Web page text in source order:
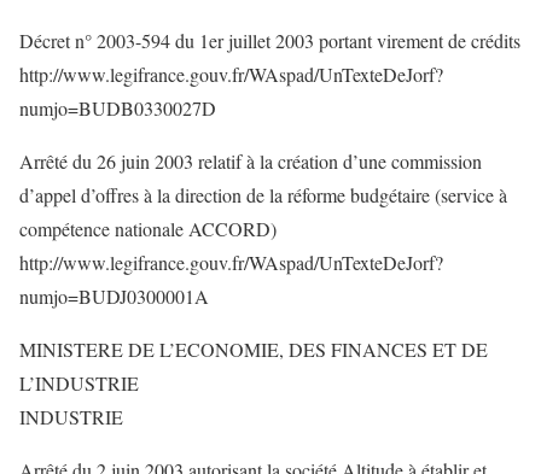
Décret n° 2003-594 du 1er juillet 2003 portant virement de crédits
http://www.legifrance.gouv.fr/WAspad/UnTexteDeJorf?
numjo=BUDB0330027D
Arrêté du 26 juin 2003 relatif à la création d’une commission
d’appel d’offres à la direction de la réforme budgétaire (service à
compétence nationale ACCORD)
http://www.legifrance.gouv.fr/WAspad/UnTexteDeJorf?
numjo=BUDJ0300001A
MINISTERE DE L’ECONOMIE, DES FINANCES ET DE
L’INDUSTRIE
INDUSTRIE